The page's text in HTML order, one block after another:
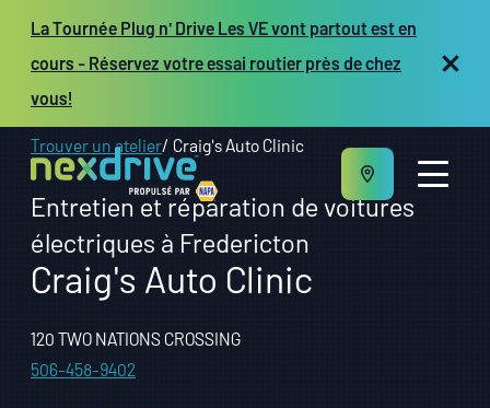
La Tournée Plug n' Drive Les VE vont partout est en
cours - Réservez votre essai routier près de chez
vous!
Entretien et réparation
Véhicules
Trouver un atelier Craig's Auto Clinic
Entretien et réparation de voitures
électriques à Fredericton
Craig's Auto Clinic
120 TWO NATIONS CROSSING
506-458-9402